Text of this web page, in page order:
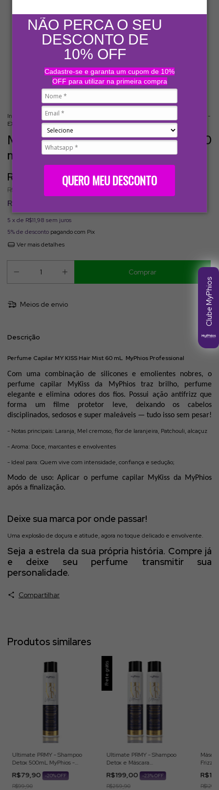
NÃO PERCA O SEU
DESCONTO DE
10% OFF
Cadastre-se e garanta um cupom de 10%
OFF para utilizar na primeira compra
QUERO MEU DESCONTO
Início Exclusivos Fabi
MyKiss - Perfume Capilar Hair Mist 60 mL MyPhios -
EXCLUSIVO FABI
MyKiss - Perfume Capilar Hair Mist 60
mL MyPhios - EXCLUSIVO FABI
R$59,90 % OFF
R$69,90
R$56,91
5 x de R$11,98 sem juros
5% de desconto pagando com Pix
Ver mais detalhes
Meios de envio
Descrição
Perfume Capilar MY KISS Hair Mist 60 mL MyPhios Professional
Com uma combinação de silicones e emolientes nobres, o
perfume capilar MyKiss da MyPhios traz brilho, perfume
elegante e elimina odores dos fios. Possui ação antifrizz que
forma um filme protetor leve, deixando os cabelos
disciplinados, sedosos e super maleáveis — tudo isso sem pesar!
- Notas principais: Laranja, Mel cremoso, flor de laranjeira, Patchouli, alcaçuz
- Aroma: Doce, marcantes e envolventes
- Ideal para: Quem vive com intensidade, confiança e sedução;
Modo de uso: Aplicar o perfume capilar MyKiss da MyPhios
após a finalização.
Deixe sua marca por onde passar!
Uma explosão de doçura e atitude, agora no toque delicado e envolvente.
Seja a estrela da sua própria história. Compre já
e deixe seu perfume transmitir sua
personalidade.
Compartilhar
Produtos similares
Ultimate PRMY - Shampoo
Detox 500mL MyPhios -
EXCLUSIVO FABI
R$79,90 -20% OFF
R$99,90
Frete grátis
Ultimate PRMY - Shampoo
Detox e Máscara
Reestruturante (2x500ml)
MyPhios
R$199,00 -23% OFF
R$259,90
Frizz
Clube MyPhios